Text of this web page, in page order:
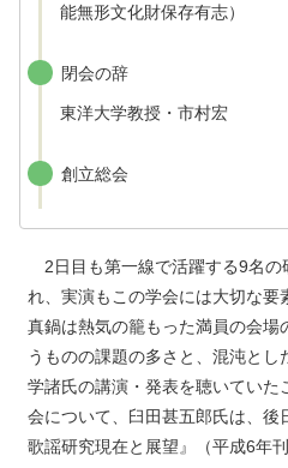
能無形文化財保存有志）
閉会の辞
東洋大学教授・市村宏
創立総会
2日目も第一線で活躍する9名の
れ、実演もこの学会には大切な要
真鍋は熱気の籠もった満員の会場
うものの課題の多さと、混沌と
学諸氏の講演・発表を聴いていた
会について、臼田甚五郎氏は、後
歌謡研究現在と展望』（平成6年